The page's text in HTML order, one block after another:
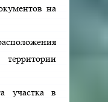
на
участка в